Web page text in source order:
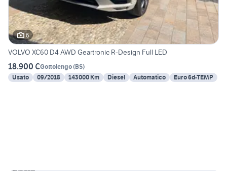
6
VOLVO XC60 D4 AWD Geartronic R-Design Full LED
18.900 €Gottolengo(BS)
Usato
09/2018 143000 Km Diesel Automatico Euro 6d-TEMP